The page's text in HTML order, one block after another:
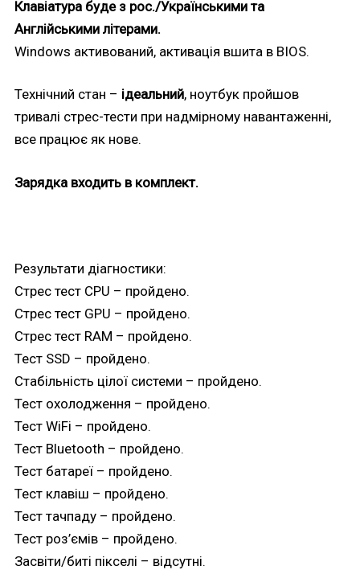
Клавіатура буде з рос./Українськими та
Англійськими літерами.
Windows активований, активація вшита в BIOS.
Технічний стан – ідеальний, ноутбук пройшов
тривалі стрес-тести при надмірному навантаженні,
все працює як нове.
Зарядка входить в комплект.
Результати діагностики:
Стрес тест CPU – пройдено.
Стрес тест GPU – пройдено.
Стрес тест RAM – пройдено.
Тест SSD – пройдено.
Стабільність цілої системи – пройдено.
Тест охолодження – пройдено.
Тест WiFi – пройдено.
Тест Bluetooth – пройдено.
Тест батареї – пройдено.
Тест клавіш – пройдено.
Тест тачпаду – пройдено.
Тест роз’ємів – пройдено.
Засвіти/биті пікселі – відсутні.